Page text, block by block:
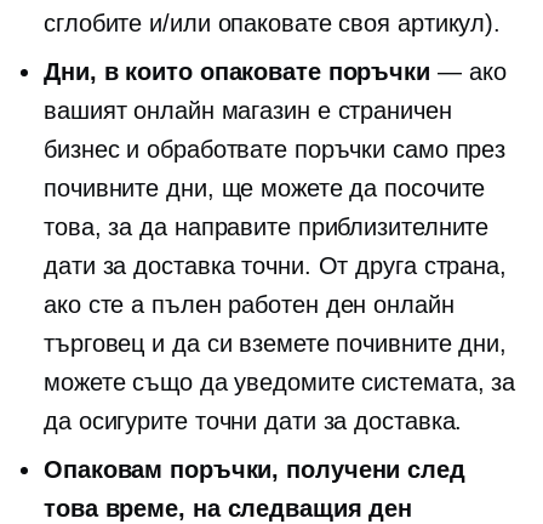
сглобите и/или опаковате своя артикул).
Дни, в които опаковате поръчки — ако
вашият онлайн магазин е страничен
бизнес и обработвате поръчки само през
почивните дни, ще можете да посочите
това, за да направите приблизителните
дати за доставка точни. От друга страна,
ако сте а пълен работен ден онлайн
търговец и да си вземете почивните дни,
можете също да уведомите системата, за
да осигурите точни дати за доставка.
Опаковам поръчки, получени след
това време, на следващия ден